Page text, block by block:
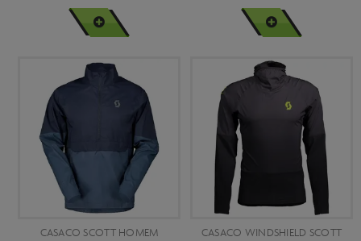
VER MAIS VER MAIS
CASACO SCOTT HOMEM
CASACO WINDSHIELD SCOTT